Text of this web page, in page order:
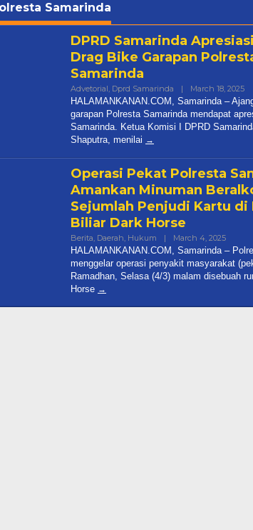
Samarinda
DPRD Samarinda
Drag Bike Garapan
Samarinda
Advetorial, Dprd Samarinda | March 18, 2025By
HALAMANKANAN.COM, Samarinda –
garapan Polresta Samarinda mendapat
Samarinda. Ketua Komisi I DPRD
Shaputra, menilai
Operasi Pekat Polresta
Amankan Minuman
Sejumlah Penjudi Kartu di
Biliar Dark Horse
Berita, Daerah, Hukum | March 4, 2025By
HALAMANKANAN.COM, Samarinda –
menggelar operasi penyakit masyarakat
Ramadhan, Selasa (4/3) malam disebuah
Horse
Dibakar, PPP
May 25, 2026
Diduga Anak
Kaltim Masuk
Ekonomi Tidak
In Berita, Daerah, Dprd Kaltim,
Kaltim
| July 7, 2026